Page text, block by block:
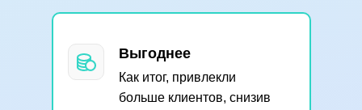
Выгоднее
Как итог, привлекли
больше клиентов, снизив